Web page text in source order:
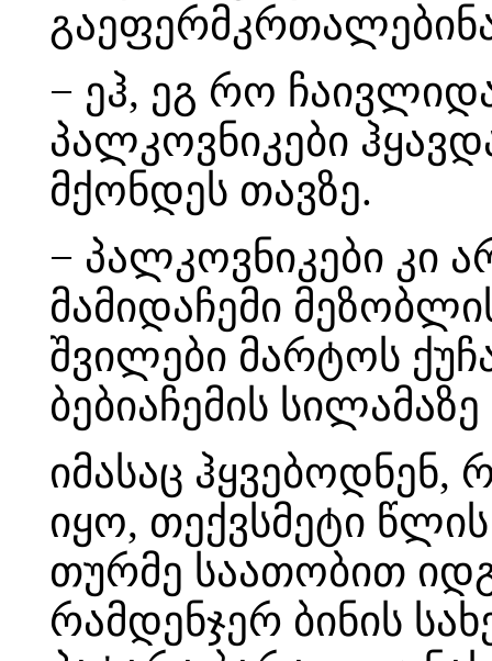
− ეჰ, ეგ რო
პალკოვნიკები
მქონდეს თავზე.
− პალკოვნიკები კი
მამიდაჩემი
შვილები მარტოს
ბებიაჩემის
იმასაც
იყო, თექვსმეტი
თურმე საათობით
რამდენჯერ ბინის